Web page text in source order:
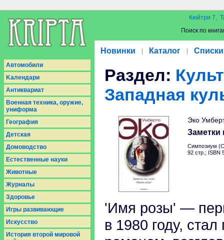
Кюйтри 7,
Поиск по
Новинки Каталог Списки
Aвтомобили
Kалендари
Антиквариат
Военная техника, оружие,
униформа
География
Детская
Домоводство
Естественные науки
Животные
Журналы
Здоровье
Игры развивающие
Искусство
История второй мировой
Раздел:
Западная
Эко
Заметки
Симпозиум
92 стр.; ISBN
'Имя розы' —
в 1980 году,